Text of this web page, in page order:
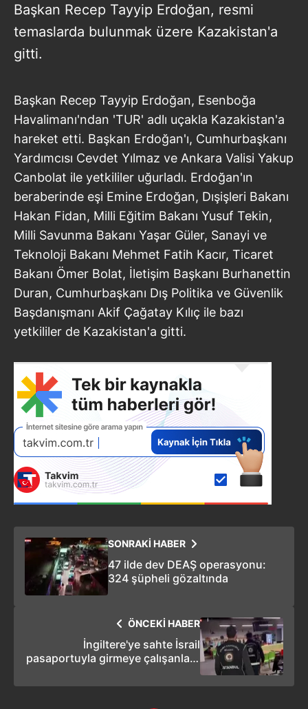
Başkan Recep Tayyip Erdoğan, resmi
temaslarda bulunmak üzere Kazakistan'a
gitti.
Başkan Recep Tayyip Erdoğan, Esenboğa
Havalimanı'ndan 'TUR' adlı uçakla Kazakistan'a
hareket etti. Başkan Erdoğan'ı, Cumhurbaşkanı
Yardımcısı Cevdet Yılmaz ve Ankara Valisi Yakup
Canbolat ile yetkililer uğurladı. Erdoğan'ın
beraberinde eşi Emine Erdoğan, Dışişleri Bakanı
Hakan Fidan, Milli Eğitim Bakanı Yusuf Tekin,
Milli Savunma Bakanı Yaşar Güler, Sanayi ve
Teknoloji Bakanı Mehmet Fatih Kacır, Ticaret
Bakanı Ömer Bolat, İletişim Başkanı Burhanettin
Duran, Cumhurbaşkanı Dış Politika ve Güvenlik
Başdanışmanı Akif Çağatay Kılıç ile bazı
yetkililer de Kazakistan'a gitti.
SONRAKİ HABER
47 ilde dev DEAŞ operasyonu:
324 şüpheli gözaltında
ÖNCEKİ HABER
İngiltere'ye sahte İsrail
pasaportuyla girmeye çalışanlara